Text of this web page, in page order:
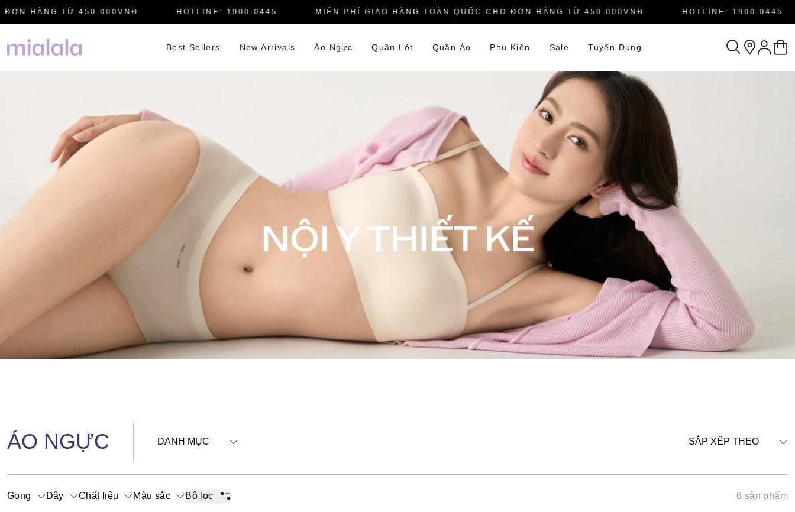
HÀNG TỪ 450.000VNĐ HOTLINE: 1900 0445 MIỄN PHÍ GIAO HÀNG TOÀN QUỐC CHO ĐƠN HÀNG TỪ 450.000VNĐ HOTLINE: 1900 0445
Best Sellers New Arrivals Áo Ngực Quần Lót Quần Áo Phụ Kiện Sale Tuyển Dụng
ÁO NGỰC DANH MỤC SẮP XẾP THEO
Gọng Dây Chất liệu Màu sắc Bộ lọc 6 sản phẩm